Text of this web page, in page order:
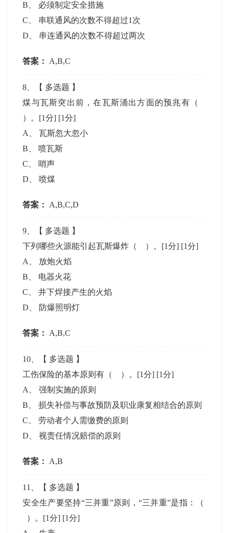
B
必须制定安全措施
C
串联通风的次数不得超过1次
D
串连通风的次数不得超过两次
答案： A,B,C
8 、【 多选题 】
煤与瓦斯突出前，在瓦斯涌出方面的预兆有（
）。[1分] [1分]
A
、瓦斯忽大忽小
B
喷瓦斯
C
哨声
D
喷煤
答案： A,B,C,D
9 、【 多选题 】
下列哪些火源能引起瓦斯爆炸（ ）。[1分] [1分]
A
放炮火焰
B
电器火花
C 、井下焊接产生的火焰
D
防爆照明灯
答案： A,B,C
10 、【 多选题 】
工伤保险的基本原则有（ ）。[1分] [1分]
A
、强制实施的原则
B 、损失补偿与事故预防及职业康复相结合的原则
C 、劳动者个人需缴费的原则
D 、视责任情况赔偿的原则
答案： A,B
11 、【 多选题 】
安全生产要坚持“三并重”原则，“三并重”是指：（
）。[1分] [1分]